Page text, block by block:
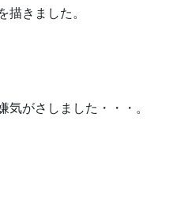
描きました。
がさしました・・・。